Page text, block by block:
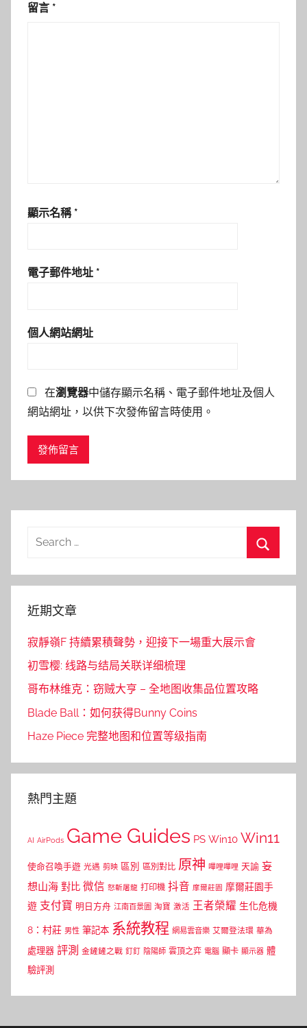
留言 *
顯示名稱 *
電子郵件地址 *
個人網站網址
在瀏覽器中儲存顯示名稱、電子郵件地址及個人
網站網址，以供下次發佈留言時使用。
Search
近期文章
寂靜嶺F 持續累積聲勢，迎接下一場重大展示會
初雪樱: 线路与结局关联详细梳理
哥布林维克：窃贼大亨 – 全地图收集品位置攻略
Blade Ball：如何获得Bunny Coins
Haze Piece 完整地图和位置等级指南
熱門主題
AI AirPods Game Guides PS Win10 Win11
使命召喚手遊 光遇 剪映 區別 區別對比 原神 嗶哩嗶哩 天諭 妄
想山海 對比 微信 怒斬屠龍 打印機 抖音 摩爾莊園 摩爾莊園手
遊 支付寶 明日方舟 江南百景圖 淘寶 激活 王者榮耀 生化危機
8：村莊 男性 筆記本 系統教程 網易雲音樂 艾爾登法環 華為
處理器 評測 金鏟鏟之戰 釘釘 陰陽師 雲頂之弈 電腦 顯卡 顯示器 體
驗評測